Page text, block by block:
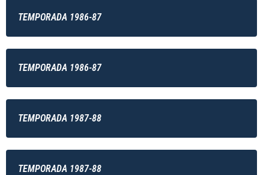
TEMPORADA 1986-87
TEMPORADA 1986-87
TEMPORADA 1987-88
TEMPORADA 1987-88